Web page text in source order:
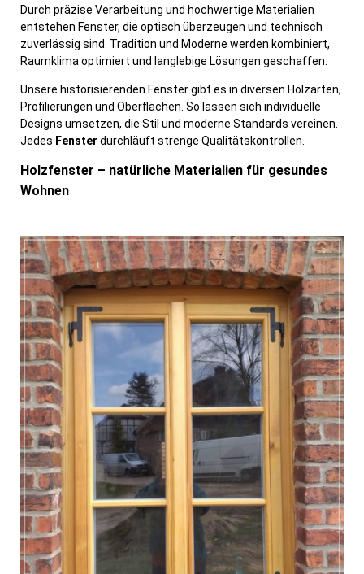
Durch präzise Verarbeitung und hochwertige Materialien
entstehen Fenster, die optisch überzeugen und technisch
zuverlässig sind. Tradition und Moderne werden kombiniert,
Raumklima optimiert und langlebige Lösungen geschaffen.
Unsere historisierenden Fenster gibt es in diversen Holzarten,
Profilierungen und Oberflächen. So lassen sich individuelle
Designs umsetzen, die Stil und moderne Standards vereinen.
Jedes Fenster durchläuft strenge Qualitätskontrollen.
Holzfenster – natürliche Materialien für gesundes
Wohnen